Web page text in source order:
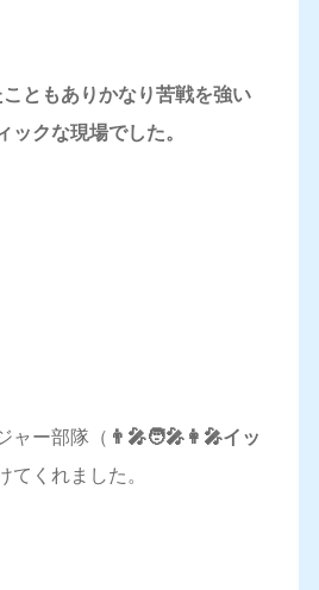
ともありかなり苦戦を強い
ックな現場でした。
ャー部隊（ 👨‍🎤🧑‍🎤👩‍🎤イッ
てくれました。